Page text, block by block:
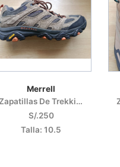
Merrell
Zapatillas De Trekking
S/.250
Talla: 10.5